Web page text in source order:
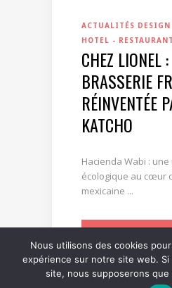
ACTUALITÉS DESIGN
HOTEL - RESTAURANT
CHEZ LIONEL
BRASSERIE
RÉINVENTÉE
KATCHO
Hacienda Wabi :
écologique au cœur
mexicaine ...
Nous utilisons des cookies
expérience sur notre site web.
site, nous supposerons